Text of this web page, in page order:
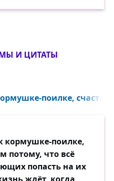
И ЦИТАТЫ
поилке,
кормушке-поилке,
потому, что всё
попасть на их